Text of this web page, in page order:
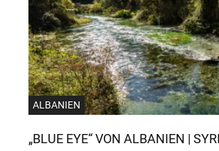
ALBANIEN
„BLUE EYE“ VON ALBANIEN |